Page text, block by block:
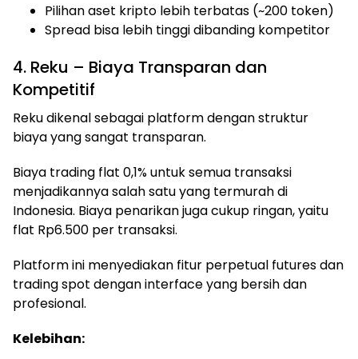
Pilihan aset kripto lebih terbatas (~200 token)
Spread bisa lebih tinggi dibanding kompetitor
4. Reku – Biaya Transparan dan
Kompetitif
Reku dikenal sebagai platform dengan struktur
biaya yang sangat transparan.
Biaya trading flat 0,1% untuk semua transaksi
menjadikannya salah satu yang termurah di
Indonesia. Biaya penarikan juga cukup ringan, yaitu
flat Rp6.500 per transaksi.
Platform ini menyediakan fitur perpetual futures dan
trading spot dengan interface yang bersih dan
profesional.
Kelebihan: